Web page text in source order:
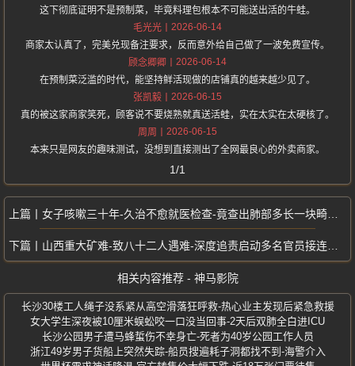
这下彻底证明不是预制菜，毕竟料理包根本不可能送出活的牛蛙。
毛光光
2026-06-14
商家太认真了，完美兑现备注要求，反而意外给自己做了一波免费宣传。
顾念卿卿
2026-06-14
在预制菜泛滥的时代，能坚持鲜活现做的店铺真的越来越少见了。
张凯毅
2026-06-15
真的被这家商家笑死，顾客说不要烧熟就真送活蛙，实在太实在太硬核了。
周周
2026-06-15
本来只是网友的趣味测试，没想到直接测出了全网最良心的外卖商家。
1/1
女子咳嗽三十年-久治不愈就医检查-竟查出肺部多长一块畸形组织
山西重大矿难-致八十二人遇难-深度追责启动多名官员接连落马问责
相关内容推荐 - 神马影院
长沙30楼工人绳子没系紧从高空滑落狂呼救-热心业主发现后紧急救援
女大学生深夜被10厘米蜈蚣咬一口没当回事-2天后双肺全白进ICU
长沙公园男子遭马蜂蜇伤不幸身亡-死者为40岁公园工作人员
浙江49岁男子货船上突然失踪-船员搜遍耗子洞都找不到-海警介入